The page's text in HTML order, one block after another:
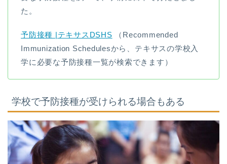
た。
予防接種 |テキサスDSHS （Recommended
Immunization Schedulesから、テキサスの学校入
学に必要な予防接種一覧が検索できます）
学校で予防接種が受けられる場合もある